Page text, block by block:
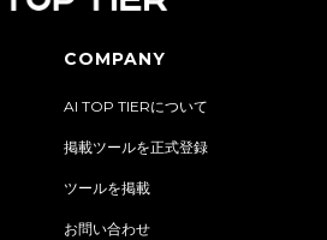
COMPANY
AI TOP TIERについて
掲載ツールを正式登録
ツールを掲載
お問い合わせ